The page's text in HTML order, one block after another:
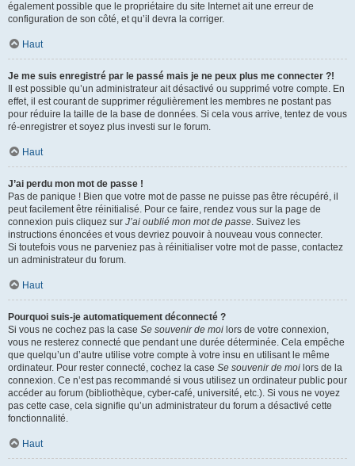
également possible que le propriétaire du site Internet ait une erreur de
configuration de son côté, et qu’il devra la corriger.
Haut
Je me suis enregistré par le passé mais je ne peux plus me connecter ?!
Il est possible qu’un administrateur ait désactivé ou supprimé votre compte. En
effet, il est courant de supprimer régulièrement les membres ne postant pas
pour réduire la taille de la base de données. Si cela vous arrive, tentez de vous
ré-enregistrer et soyez plus investi sur le forum.
Haut
J’ai perdu mon mot de passe !
Pas de panique ! Bien que votre mot de passe ne puisse pas être récupéré, il
peut facilement être réinitialisé. Pour ce faire, rendez vous sur la page de
connexion puis cliquez sur J’ai oublié mon mot de passe. Suivez les
instructions énoncées et vous devriez pouvoir à nouveau vous connecter.
Si toutefois vous ne parveniez pas à réinitialiser votre mot de passe, contactez
un administrateur du forum.
Haut
Pourquoi suis-je automatiquement déconnecté ?
Si vous ne cochez pas la case Se souvenir de moi lors de votre connexion,
vous ne resterez connecté que pendant une durée déterminée. Cela empêche
que quelqu’un d’autre utilise votre compte à votre insu en utilisant le même
ordinateur. Pour rester connecté, cochez la case Se souvenir de moi lors de la
connexion. Ce n’est pas recommandé si vous utilisez un ordinateur public pour
accéder au forum (bibliothèque, cyber-café, université, etc.). Si vous ne voyez
pas cette case, cela signifie qu’un administrateur du forum a désactivé cette
fonctionnalité.
Haut